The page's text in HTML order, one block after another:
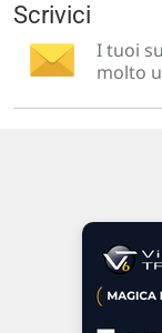
Scrivici
I tuoi
molto